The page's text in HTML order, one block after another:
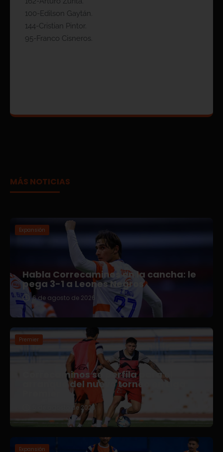
100-Edilson Gaytán.
144-Cristian Pintor.
95-Franco Cisneros.
MÁS NOTICIAS
Expansión
Habla Correcaminos en la cancha: le
pega 3-1 a Leones Negros
6 de agosto de 2026
Premier
Correcaminos se perfila para el
arranque del nuevo torneo en Liga
5 de agosto de 2026
Expansión